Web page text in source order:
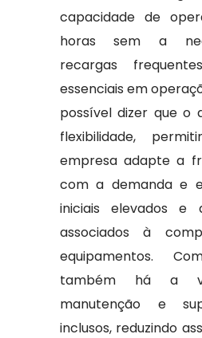
capacidade de
horas sem a
recargas
essenciais em
possível dizer que o
flexibilidade,
empresa adapte a
com a demanda e
iniciais elevados e
associados à
equipamentos.
também há a
manutenção e
inclusos, reduzindo